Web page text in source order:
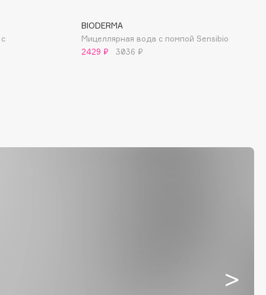
BIODERMA
Мицеллярная вода с помпой Sensibio
2429 ₽
3036 ₽